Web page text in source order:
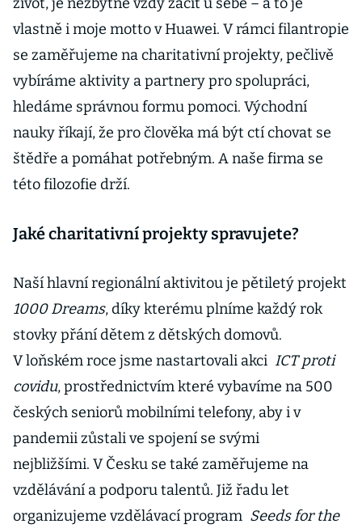
vlastně i moje motto v Huawei. V rámci filantropie
se zaměřujeme na charitativní projekty, pečlivě
vybíráme aktivity a partnery pro spolupráci,
hledáme správnou formu pomoci. Východní
nauky říkají, že pro člověka má být ctí chovat se
štědře a pomáhat potřebným. A naše firma se
této filozofie drží.
Jaké charitativní projekty spravujete?
Naší hlavní regionální aktivitou je pětiletý projekt
1000 Dreams, díky kterému plníme každý rok
stovky přání dětem z dětských domovů.
V loňském roce jsme nastartovali akci ICT proti
covidu, prostřednictvím které vybavíme na 500
českých seniorů mobilními telefony, aby i v
pandemii zůstali ve spojení se svými
nejbližšími. V Česku se také zaměřujeme na
vzdělávání a podporu talentů. Již řadu let
organizujeme vzdělávací program Seeds for the